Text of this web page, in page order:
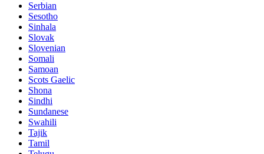
Serbian
Sesotho
Sinhala
Slovak
Slovenian
Somali
Samoan
Scots Gaelic
Shona
Sindhi
Sundanese
Swahili
Tajik
Tamil